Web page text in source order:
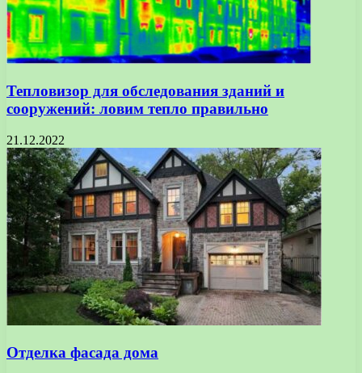
Тепловизор для обследования зданий и
сооружений: ловим тепло правильно
21.12.2022
Отделка фасада дома